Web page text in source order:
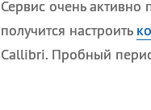
Сервис очень активно
получится настроить
Callibri. Пробный